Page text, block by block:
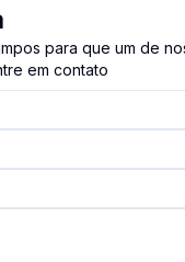
para que um de
em contato